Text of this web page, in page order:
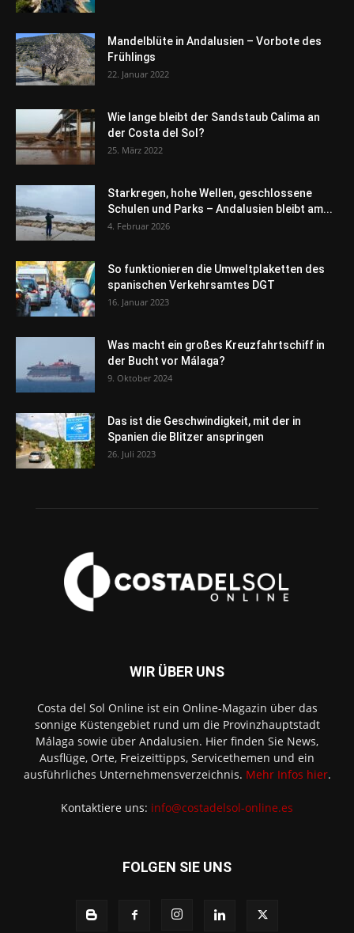
Mandelblüte in Andalusien – Vorbote des
Frühlings
22. Januar 2022
Wie lange bleibt der Sandstaub Calima an
der Costa del Sol?
25. März 2022
Starkregen, hohe Wellen, geschlossene
Schulen und Parks – Andalusien bleibt am...
4. Februar 2026
So funktionieren die Umweltplaketten des
spanischen Verkehrsamtes DGT
16. Januar 2023
Was macht ein großes Kreuzfahrtschiff in
der Bucht vor Málaga?
9. Oktober 2024
Das ist die Geschwindigkeit, mit der in
Spanien die Blitzer anspringen
26. Juli 2023
WIR ÜBER UNS
Costa del Sol Online ist ein Online-Magazin über das
sonnige Küstengebiet rund um die Provinzhauptstadt
Málaga sowie über Andalusien. Hier finden Sie News,
Ausflüge, Orte, Freizeittipps, Servicethemen und ein
ausführliches Unternehmensverzeichnis. Mehr Infos hier.
Kontaktiere uns: info@costadelsol-online.es
FOLGEN SIE UNS